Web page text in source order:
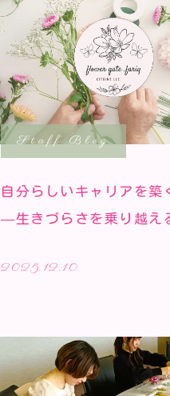
Staff Blog
自分らしいキャリアを築
—生きづらさを乗り越え
2025.12.10